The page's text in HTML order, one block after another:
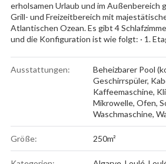
erholsamen Urlaub und im Außenbereich
Grill- und Freizeitbereich mit
Atlantischen Ozean. Es gibt 4
und die Konfiguration ist wie folgt: · 1.
Ausstattungen: Beheizbarer Pool
Geschirrspüler,
Kaffeemaschine,
Mikrowelle, Ofen,
Waschmaschine,
Größe: 250m²